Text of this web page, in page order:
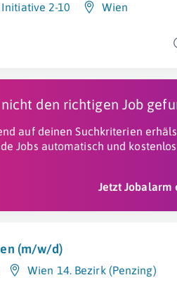
2-10 Wien
den richtigen Job
auf deinen Suchkriterien
Jobs automatisch und
Jetzt Jobalarm
(m/w/d)
Wien 14. Bezirk (Penzing)